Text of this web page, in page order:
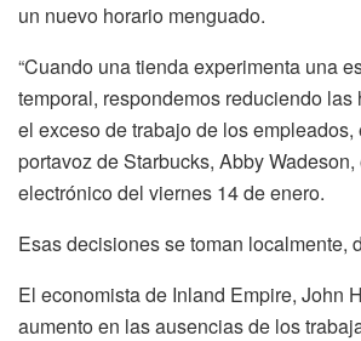
un nuevo horario menguado.
“Cuando una tienda experimenta una
temporal, respondemos reduciendo las
el exceso de trabajo de los
portavoz de Starbucks, Abby
electrónico del viernes 14 de enero.
Esas decisiones se toman localmente,
El economista de Inland Empire, John
aumento en las ausencias de los